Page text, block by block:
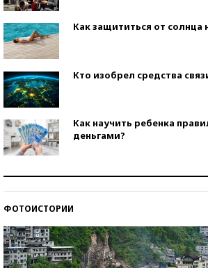
Как защититься от солнца
Кто изобрел средства
Как научить ребенка
деньгами?
ФОТОИСТОРИИ